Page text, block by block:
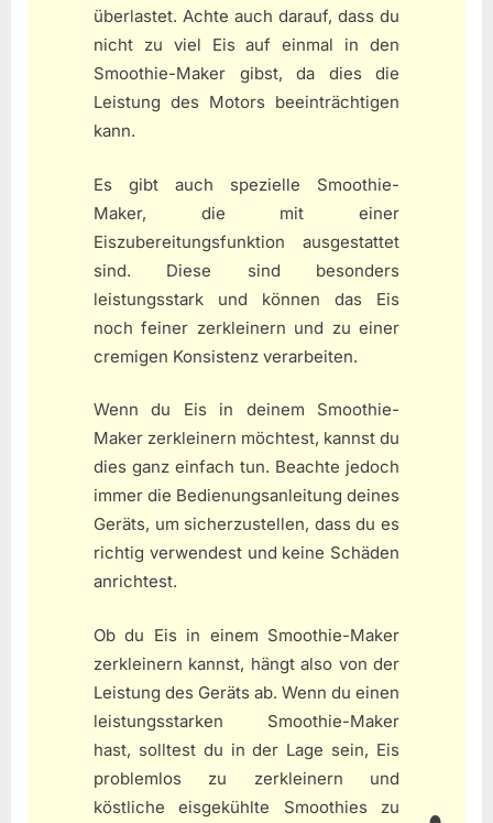
überlastet. Achte auch darauf, dass du
nicht zu viel Eis auf einmal in den
Smoothie-Maker gibst, da dies die
Leistung des Motors beeinträchtigen
kann.
Es gibt auch spezielle Smoothie-
Maker, die mit einer
Eiszubereitungsfunktion ausgestattet
sind. Diese sind besonders
leistungsstark und können das Eis
noch feiner zerkleinern und zu einer
cremigen Konsistenz verarbeiten.
Wenn du Eis in deinem Smoothie-
Maker zerkleinern möchtest, kannst du
dies ganz einfach tun. Beachte jedoch
immer die Bedienungsanleitung deines
Geräts, um sicherzustellen, dass du es
richtig verwendest und keine Schäden
anrichtest.
Ob du Eis in einem Smoothie-Maker
zerkleinern kannst, hängt also von der
Leistung des Geräts ab. Wenn du einen
leistungsstarken Smoothie-Maker
hast, solltest du in der Lage sein, Eis
problemlos zu zerkleinern und
köstliche eisgekühlte Smoothies zu